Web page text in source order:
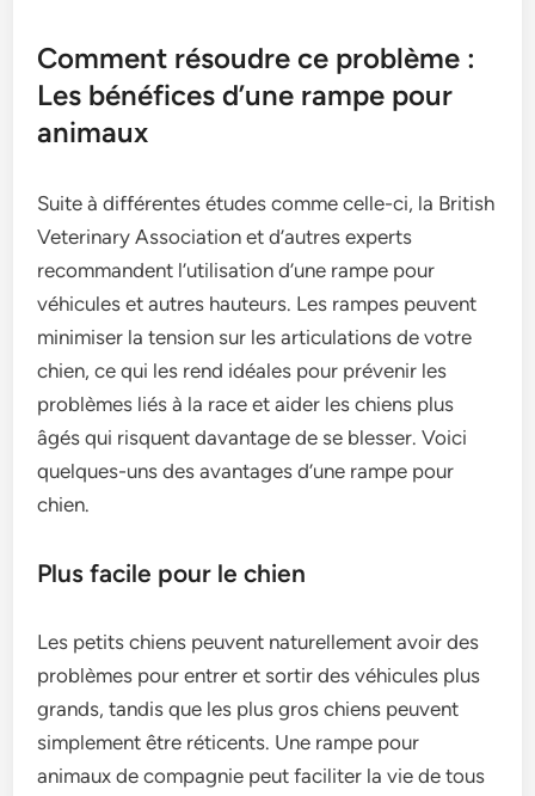
Comment résoudre ce problème :
Les bénéfices d’une rampe pour
animaux
Suite à différentes études comme celle-ci, la British
Veterinary Association et d’autres experts
recommandent l’utilisation d’une rampe pour
véhicules et autres hauteurs. Les rampes peuvent
minimiser la tension sur les articulations de votre
chien, ce qui les rend idéales pour prévenir les
problèmes liés à la race et aider les chiens plus
âgés qui risquent davantage de se blesser. Voici
quelques-uns des avantages d’une rampe pour
chien.
Plus facile pour le chien
Les petits chiens peuvent naturellement avoir des
problèmes pour entrer et sortir des véhicules plus
grands, tandis que les plus gros chiens peuvent
simplement être réticents. Une rampe pour
animaux de compagnie peut faciliter la vie de tous